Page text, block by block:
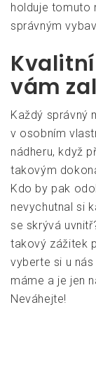
holduje tomuto
správným
vám
Každý správný
v osobním
nádheru, když
takovým
Kdo by pak
nevychutnal si
se skrývá
takový zážitek
vyberte si u
máme a je jen
Neváhejte!